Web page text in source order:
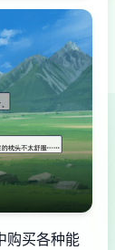
购买各种能